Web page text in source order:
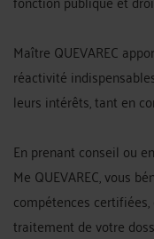
Maître QUEVAREC
réactivité
leurs intérêts, tant en
En prenant conseil ou
Me QUEVAREC, vous
compétences
traitement de votre